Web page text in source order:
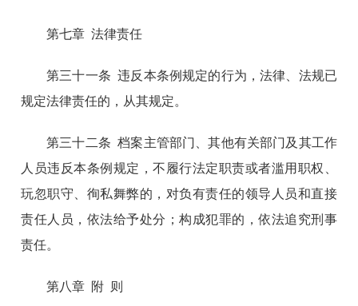
第七章 法律责任
第三十一条 违反本条例规定的行为，法律、法规已
规定法律责任的，从其规定。
第三十二条 档案主管部门、其他有关部门及其工作
人员违反本条例规定，不履行法定职责或者滥用职权、
玩忽职守、徇私舞弊的，对负有责任的领导人员和直接
责任人员，依法给予处分；构成犯罪的，依法追究刑事
责任。
第八章 附 则